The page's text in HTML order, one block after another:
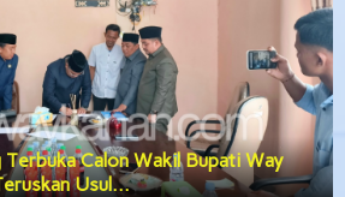
Calon Wakil Bupati Way
Usul…